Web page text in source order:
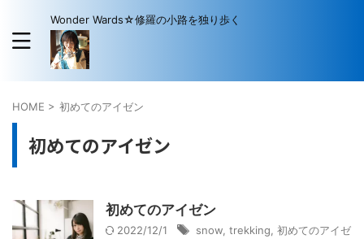
Wonder Wards☆修羅の小路を独り歩く
HOME > 初めてのアイゼン
初めてのアイゼン
初めてのアイゼン
2022/12/1 snow trekking 初めてのアイゼ